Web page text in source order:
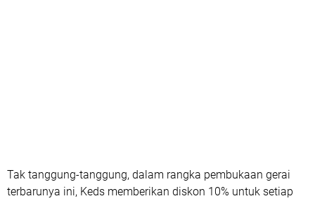
Tak tanggung-tanggung, dalam rangka pembukaan gerai
terbarunya ini, Keds memberikan diskon 10% untuk setiap